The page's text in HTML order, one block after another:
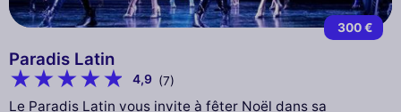
300 €
Paradis Latin
4,9 (7)
Le Paradis Latin vous invite à fêter Noël dans sa